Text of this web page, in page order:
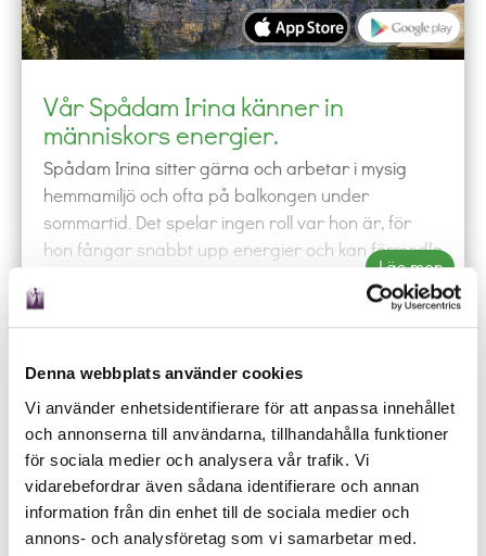
Denna webbplats använder cookies
Vi använder enhetsidentifierare för att anpassa innehållet
och annonserna till användarna, tillhandahålla funktioner
för sociala medier och analysera vår trafik. Vi
vidarebefordrar även sådana identifierare och annan
information från din enhet till de sociala medier och
annons- och analysföretag som vi samarbetar med.
Vår Spådam Irina känner in
människors energier.
Spådam Irina sitter gärna och arbetar i mysig
hemmamiljö och ofta på balkongen under
sommartid. Det spelar ingen roll var hon är, för
hon fångar snabbt upp energier och kan förmedla
dem till dig. Innan ett arbetspass sitter hon gärna
vid tända ljus och har rökelse kring sig. Hon
lyssnar på musik och slappnar av under en kort
människors energier. Genom sin bakgrund, med
resor och möten med många olika människor och
kulturer, har hon utvecklat en stark intuition och
känsla för människors sinnestillstånd, var de just
nu befinner sig i sin egen utveckling och om eller
vad de behöver just nu för att ta sig vidare. Hon är
beläst inom områden som psykologi, personlig
Läs mer
RING KÖP BOKA MAIL
event
SCHEMA
Ring någon av våra duktiga spådamer och låt de
besvara dina frågor oavsett om det gäller kärlek,
arbete eller budskap från universum.